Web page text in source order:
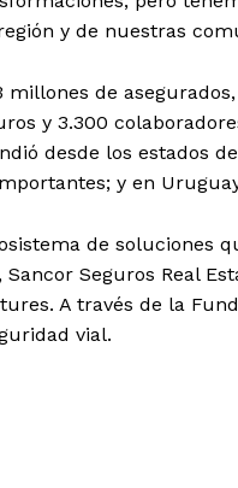
y de nuestras
de
y 3.300
desde los estados
y en
de soluciones
Seguros Real
A través de la
vial.